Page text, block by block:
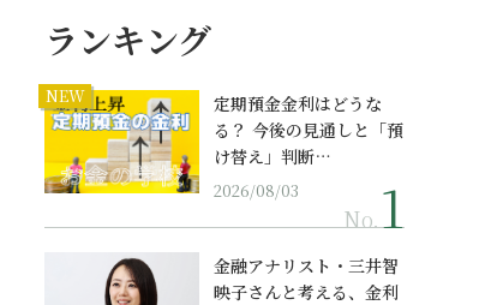
ランキング
NEW
定期預金金利はどうな
る？ 今後の見通しと「預
け替え」判断…
2026/08/03
No.
金融アナリスト・三井智
映子さんと考える、金利